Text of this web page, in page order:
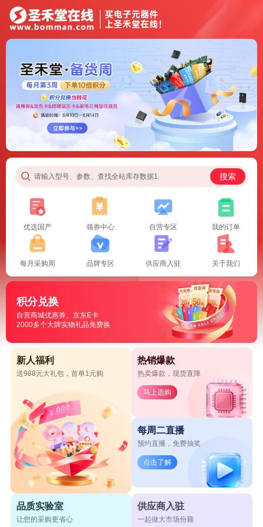
请输入型号、参数、查找全站库存数据1 搜索
优选国产 领券中心 自营专区 我的订单
每月采购周 品牌专区 供应商入驻 关于我们
积分兑换
自营商城优惠券、京东E卡
2000多个大牌实物礼品免费换
新人福利
送988元大礼包，首单1元购
热销爆款
热卖爆款，现货直降
马上选购
每周二直播
预约直播，免费抽奖
点击了解
品质实验室
让您的采购更省心
供应商入驻
一起做大市场份额